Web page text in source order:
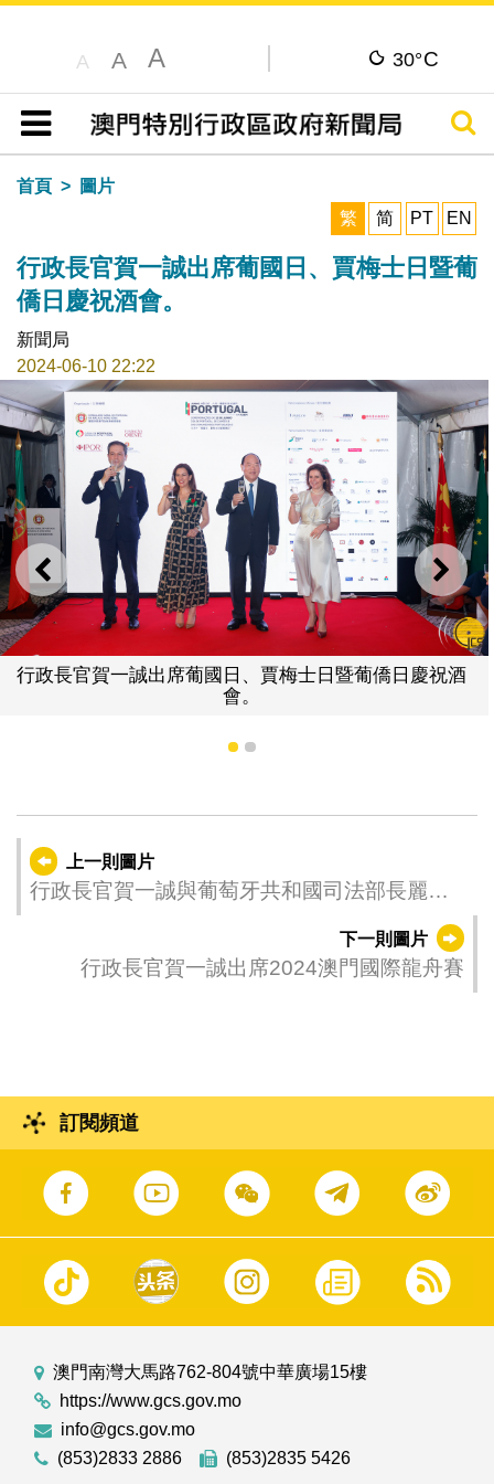
A A A 30°C
目錄
搜尋
首頁
圖片
繁
简 PT EN
行政長官賀一誠出席葡國日、賈梅士日暨葡
僑日慶祝酒會。
新聞局
2024-06-10 22:22
上一則 下一
行政長官賀一誠出席葡國日、賈梅士日暨葡僑日慶祝酒
會。
1 2
上一則圖片
行政長官賀一誠與葡萄牙共和國司法部長麗
下一則圖片
行政長官賀一誠出席2024澳門國際龍舟賽
訂閱頻道
澳門南灣大馬路762-804號中華廣場15樓
https://www.gcs.gov.mo
info@gcs.gov.mo
(853)2833 2886
(853)2835 5426